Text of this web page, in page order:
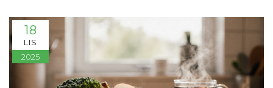
18
LIS
2025